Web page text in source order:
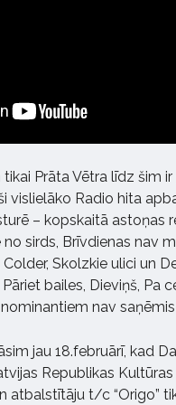
Prāta Vētra līdz šim
vislielāko Radio hita
– kopskaitā astoņas
sirds, Brīvdienas nav
Skolzkie ulici un
bailes, Dieviņš, Pa
nav
jau 18.februārī, kad
Republikas
atbalstītāju t/c “Origo”